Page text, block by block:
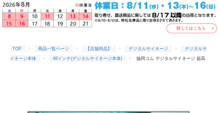
TOP 商品一覧ページ 【店舗用品】 デジタルサイネージ
デジタルサ
イネージ本体
46インチ(デジタルサイネージ本体)
協同コム デジタルサイネージ 超高